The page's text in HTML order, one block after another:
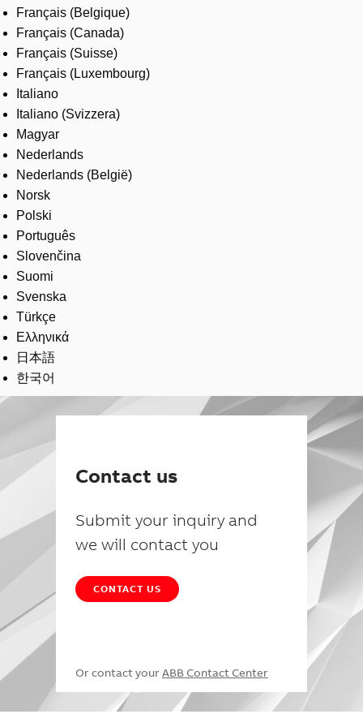
Français (Belgique)
Français (Canada)
Français (Suisse)
Français (Luxembourg)
Italiano
Italiano (Svizzera)
Magyar
Nederlands
Nederlands (België)
Norsk
Polski
Português
Slovenčina
Suomi
Svenska
Türkçe
Ελληνικά
日本語
한국어
Contact us
Submit your inquiry and
we will contact you
CONTACT US
Or contact your ABB Contact Center